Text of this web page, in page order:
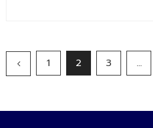
1 2 3 …